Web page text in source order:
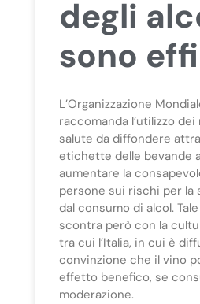
degli
sono
L’Organizzazione
raccomanda l’utilizzo dei
salute da diffondere
etichette delle bevande
aumentare la
persone sui rischi per la
dal consumo di alcol.
scontra però con la
tra cui l’Italia, in cui è
convinzione che il vino
effetto benefico, se
moderazione.